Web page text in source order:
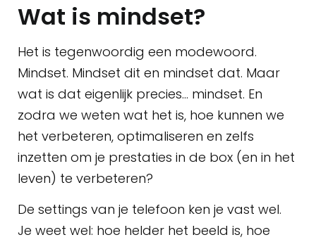
Wat is mindset?
Het is tegenwoordig een modewoord.
Mindset. Mindset dit en mindset dat. Maar
wat is dat eigenlijk precies… mindset. En
zodra we weten wat het is, hoe kunnen we
het verbeteren, optimaliseren en zelfs
inzetten om je prestaties in de box (en in het
leven) te verbeteren?
De settings van je telefoon ken je vast wel.
Je weet wel: hoe helder het beeld is, hoe